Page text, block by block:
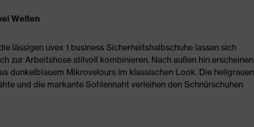
Welten
lässigen uvex 1 business Sicherheitshalbschuhe lassen sich
zur Arbeitshose stilvoll kombinieren. Nach außen hin erscheinen
dunkelblauem Mikrovelours im klassischen Look. Die hellgrauen
und die markante Sohlennaht verleihen den Schnürschuhen